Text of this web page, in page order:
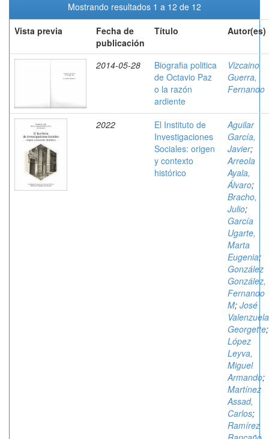
Mostrando resultados 1 a 12 de 12
Vista previa
Fecha de
publicación
Título Autor(es)
2014-05-28
Biografia politica
de Octavio Paz
o la razón
ardiente
Vizcaino
Guerra,
Fernando
2022
El Instituto de
Investigaciones
Sociales: origen
y contexto
histórico
Aguilar
García,
Javier;
Arreola
Ayala,
Álvaro;
Bracho,
Julio;
García
Ugarte,
Marta
Eugenia;
González
González,
Fernando
M; José
Georgette;
López
Leyva,
Miguel
Armando;
Martínez
Assad,
Carlos;
Ramírez